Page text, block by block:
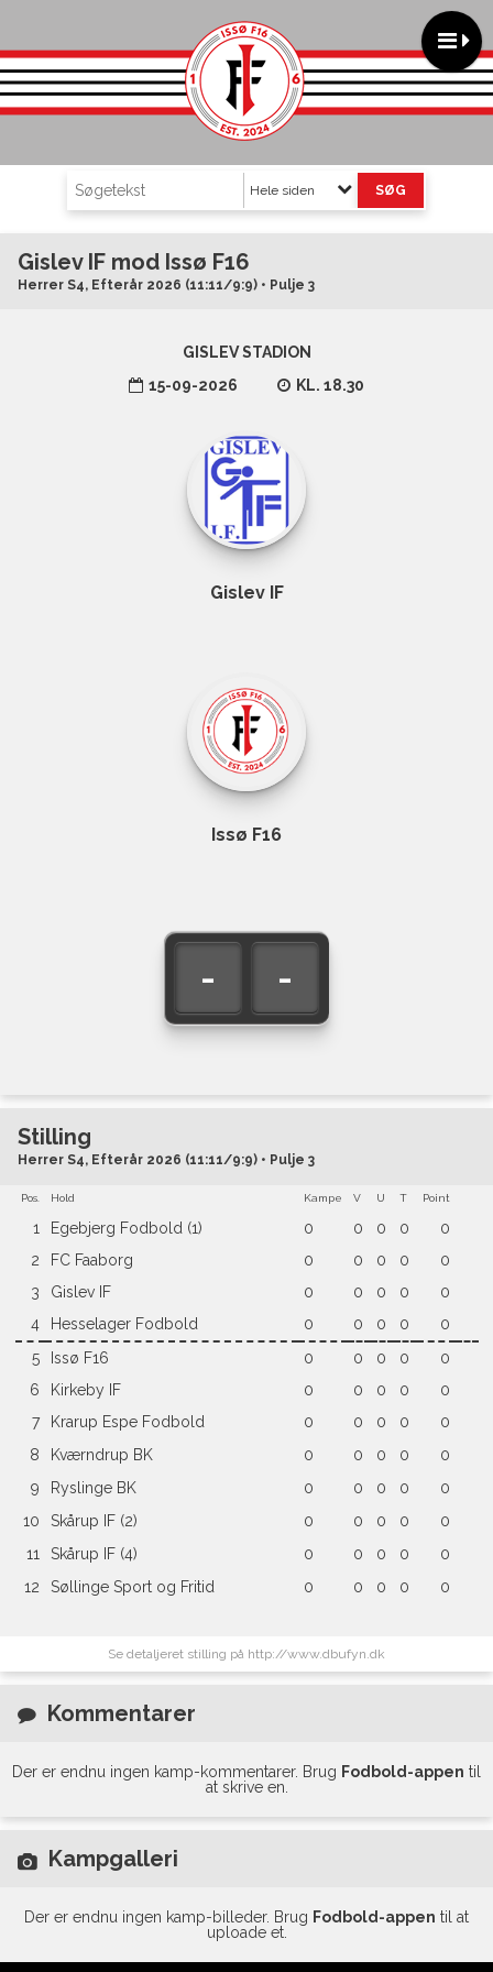
Hele siden
Gislev IF mod Issø F16
Herrer S4, Efterår 2026 (11:11/9:9) • Pulje 3
GISLEV STADION
15-09-2026
KL. 18.30
Gislev IF
- -
Issø F16
Stilling
Herrer S4, Efterår 2026 (11:11/9:9) • Pulje 3
Pos. Hold Kampe V U T Point
1 Egebjerg Fodbold (1) 0 0 0 0
0
2
FC Faaborg 0 0 0 0
0
3
Gislev IF 0 0 0 0
0
4
Hesselager Fodbold 0 0 0 0
0
5
Issø F16 0 0 0 0
0
6
Kirkeby IF 0 0 0 0
0
7
Krarup Espe Fodbold 0 0 0 0
0
8
Kværndrup BK 0 0 0 0
0
9
Ryslinge BK 0 0 0 0
0
10
Skårup IF (2) 0 0 0 0
0
11
Skårup IF (4) 0 0 0 0
0
12
Søllinge Sport og Fritid 0 0 0 0 0
Se detaljeret stilling på http://www.dbufyn.dk
Kommentarer
Der er endnu ingen kamp-kommentarer. Brug Fodbold-appen til
at skrive en.
Kampgalleri
Der er endnu ingen kamp-billeder. Brug Fodbold-appen til at
uploade et.